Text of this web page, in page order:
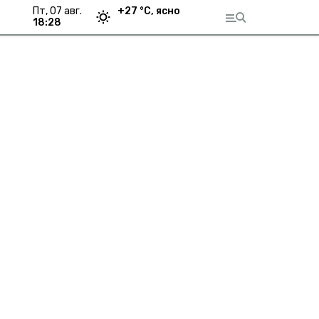
пт, 07 авг.
18:28
+27 °С, ясно